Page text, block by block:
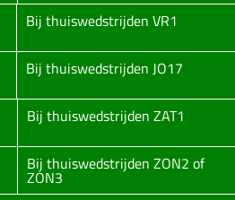
Bij thuiswedstrijden VR1
Bij thuiswedstrijden JO17
Bij thuiswedstrijden ZAT1
Bij thuiswedstrijden ZON2 of
ZON3